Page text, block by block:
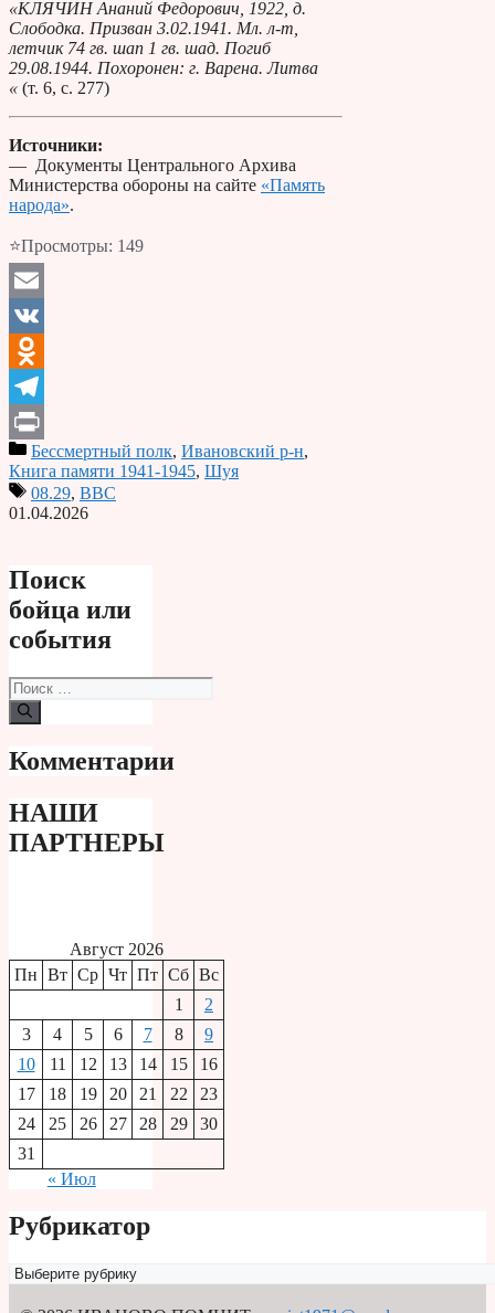
«КЛЯЧИН Ананий Федорович, 1922, д.
Слободка. Призван 3.02.1941. Мл. л-т,
летчик 74 гв. шап 1 гв. шад. Погиб
29.08.1944. Похоронен: г. Варена. Литва
« (т. 6, с. 277)
Источники:
— Документы Центрального Архива
Министерства обороны на сайте «Память
народа».
⭐Просмотры: 149
Email
VK
Odnoklassniki
Telegram
PrintБессмертный полк, Ивановский р-н,
Книга памяти 1941-1945, Шуя
08.29, ВВС
01.04.2026
Поиск
бойца или
события
Поиск:
Комментарии
НАШИ
ПАРТНЕРЫ
Август 2026
Пн Вт Ср Чт Пт Сб Вс
1
2
3
4 5 6 7 8
9
10
11 12 13 14 15
16
17
18 19 20 21 22
23
24
25 26 27 28 29
30
31
« Июл
Рубрикатор
Рубрикатор